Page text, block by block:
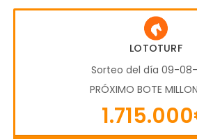
LOTOTURF
Sorteo del día 09-
PRÓXIMO BOTE